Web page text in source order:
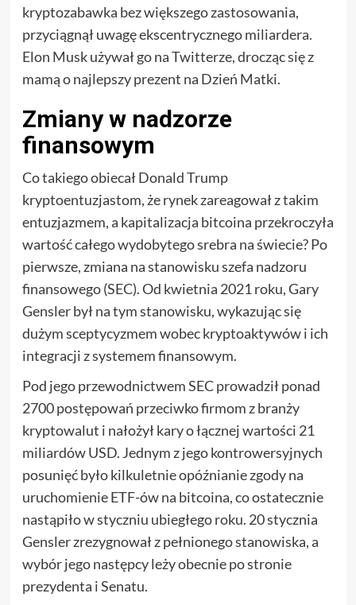
kryptozabawka bez większego zastosowania,
przyciągnął uwagę ekscentrycznego miliardera.
Elon Musk używał go na Twitterze, drocząc się z
mamą o najlepszy prezent na Dzień Matki.
Zmiany w nadzorze
finansowym
Co takiego obiecał Donald Trump
kryptoentuzjastom, że rynek zareagował z takim
entuzjazmem, a kapitalizacja bitcoina przekroczyła
wartość całego wydobytego srebra na świecie? Po
pierwsze, zmiana na stanowisku szefa nadzoru
finansowego (SEC). Od kwietnia 2021 roku, Gary
Gensler był na tym stanowisku, wykazując się
dużym sceptycyzmem wobec kryptoaktywów i ich
integracji z systemem finansowym.
Pod jego przewodnictwem SEC prowadził ponad
2700 postępowań przeciwko firmom z branży
kryptowalut i nałożył kary o łącznej wartości 21
miliardów USD. Jednym z jego kontrowersyjnych
posunięć było kilkuletnie opóźnianie zgody na
uruchomienie ETF-ów na bitcoina, co ostatecznie
nastąpiło w styczniu ubiegłego roku. 20 stycznia
Gensler zrezygnował z pełnionego stanowiska, a
wybór jego następcy leży obecnie po stronie
prezydenta i Senatu.